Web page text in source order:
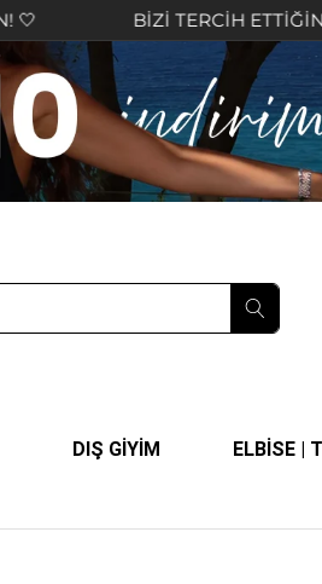
BİZİ TERCİH ETTİĞİNİZ İÇİN
DIŞ GİYİM ELBİSE |